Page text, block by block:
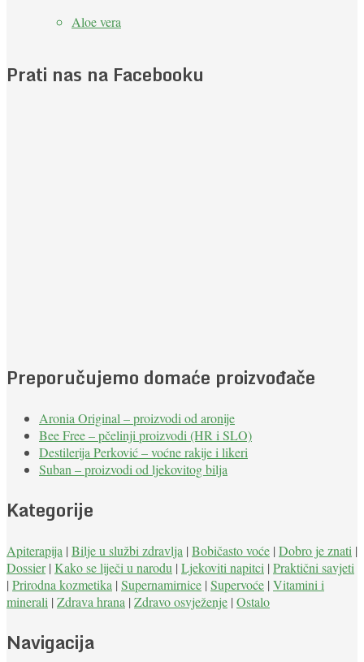
Aloe vera
Prati nas na Facebooku
Preporučujemo domaće proizvođače
Aronia Original – proizvodi od aronije
Bee Free – pčelinji proizvodi (HR i SLO)
Destilerija Perković – voćne rakije i likeri
Suban – proizvodi od ljekovitog bilja
Kategorije
Apiterapija | Bilje u službi zdravlja | Bobičasto voće | Dobro je znati |
Dossier| Kako se liječi u narodu | Ljekoviti napitci | Praktični savjeti
| Prirodna kozmetika | Supernamirnice | Supervoće | Vitamini i
minerali | Zdrava hrana | Zdravo osvježenje | Ostalo
Navigacija